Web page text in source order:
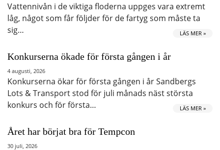
Vattennivån i de viktiga floderna uppges vara extremt
låg, något som får följder för de fartyg som måste ta
sig…
LÄS MER »
Konkurserna ökade för första gången i år
4 augusti, 2026
Konkurserna ökar för första gången i år Sandbergs
Lots & Transport stod för juli månads näst största
konkurs och för första…
LÄS MER »
Året har börjat bra för Tempcon
30 juli, 2026